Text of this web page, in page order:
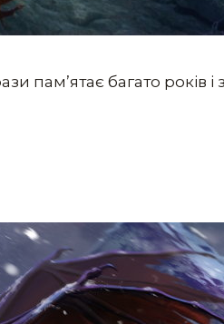
пам’ятає багато років і